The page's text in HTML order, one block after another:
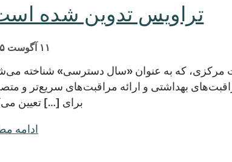
تراویس تدوین شده
۱۱ آگوست ۲۰۲۵
سال مالی ۲۰۲۶ مرکز بهداشت مرکزی، که به عنوان «سال دسترسی» شناخته
بهداشتی و ارائه مراقبت‌های سریع‌تر و
برای […] تعیین
ادامه